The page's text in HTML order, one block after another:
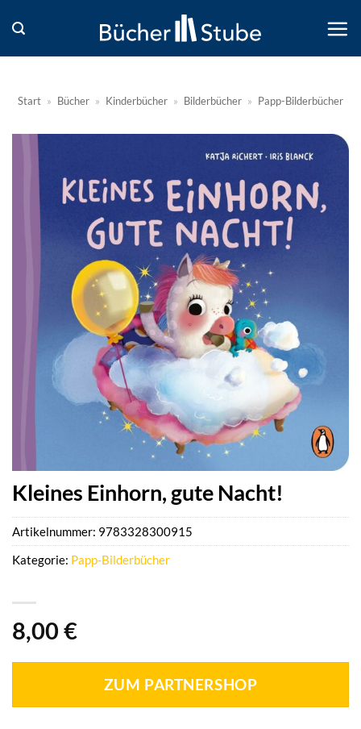
Inhalt
springen
Start » Bücher » Kinderbücher » Bilderbücher » Papp-Bilderbücher
Kleines Einhorn, gute Nacht!
8,00 €
ZUM PARTNERSHOP
Artikelnummer: 9783328300915
Kategorie: Papp-Bilderbücher